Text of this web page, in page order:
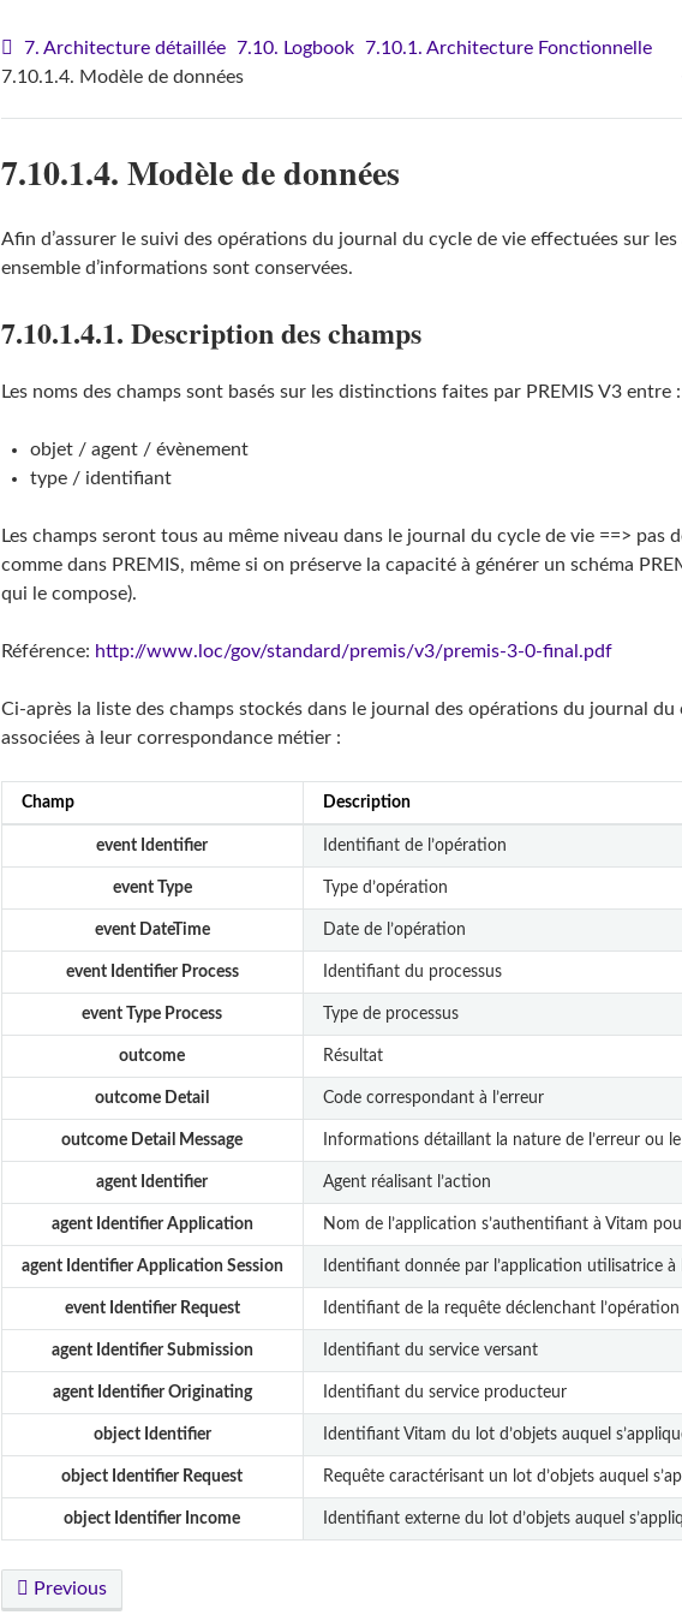
7. Architecture détaillée 7.10. Logbook 7.10.1. Architecture Fonctionnelle
7.10.1.4. Modèle de données
7.10.1.4. Modèle de données
Afin d’assurer le suivi des opérations du journal du cycle de vie effectuées sur les
ensemble d’informations sont conservées.
7.10.1.4.1. Description des champs
Les noms des champs sont basés sur les distinctions faites par PREMIS V3 entre :
objet / agent / évènement
type / identifiant
Les champs seront tous au même niveau dans le journal du cycle de vie ==> pas
comme dans PREMIS, même si on préserve la capacité à générer un schéma
qui le compose).
Référence: http://www.loc/gov/standard/premis/v3/premis-3-0-final.pdf
Ci-après la liste des champs stockés dans le journal des opérations du journal du
associées à leur correspondance métier :
Champ Description
event Identifier Identifiant de l’opération
event Type Type d’opération
event DateTime Date de l’opération
event Identifier Process Identifiant du processus
event Type Process Type de processus
outcome Résultat
outcome Detail Code correspondant à l’erreur
outcome Detail Message Informations détaillant la nature de l’erreur ou
agent Identifier Agent réalisant l’action
agent Identifier Application Nom de l’application s’authentifiant à Vitam
agent Identifier Application Session Identifiant donnée par l’application utilisatrice à
event Identifier Request Identifiant de la requête déclenchant l’opération
agent Identifier Submission Identifiant du service versant
agent Identifier Originating Identifiant du service producteur
object Identifier Identifiant Vitam du lot d’objets auquel
object Identifier Request Requête caractérisant un lot d’objets auquel
object Identifier Income Identifiant externe du lot d’objets auquel
Previous